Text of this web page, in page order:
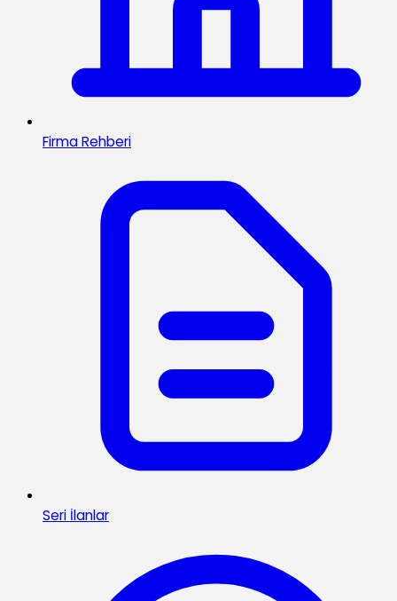
Firma Rehberi
Seri İlanlar